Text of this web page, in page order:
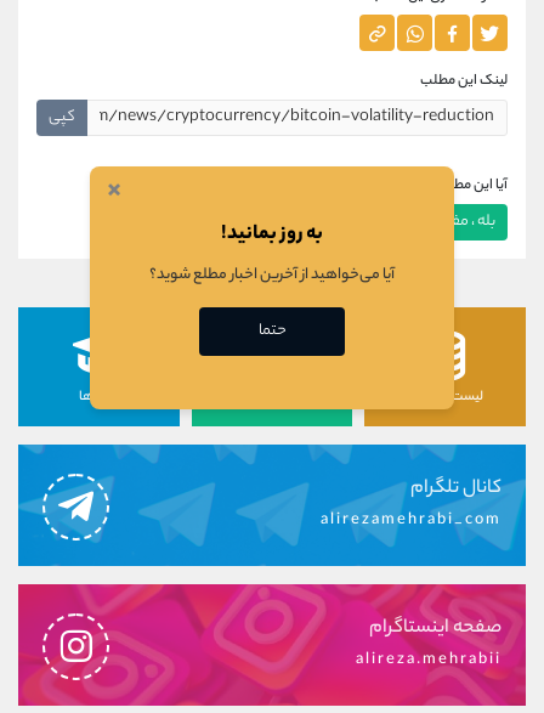
لینک این مطلب
کپی
آیا این مطلب برای شما مفید بود؟
بله ، مفید بود خیر ، مفید نبود
لیست رمزارزها دوره ها
کانال تلگرام
alirezamehrabi_com
صفحه اینستاگرام
alireza.mehrabii
×
به روز بمانید!
آیا می‌خواهید از آخرین اخبار مطلع شوید؟
حتما